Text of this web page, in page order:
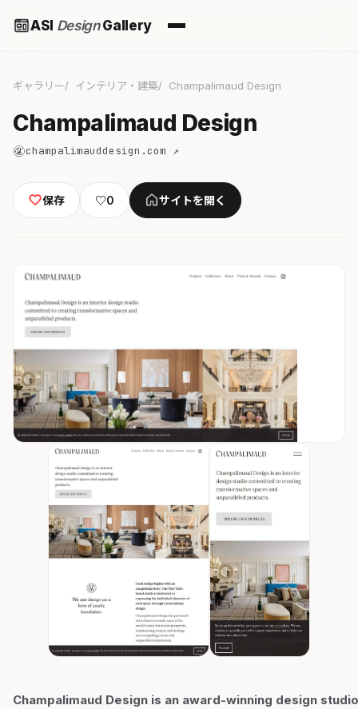
ASI DesignGallery
ギャラリー インテリア・建築 Champalimaud Design
Champalimaud Design
champalimauddesign.com ↗
保存 ♡0 サイトを開く
Champalimaud Design is an award-winning design